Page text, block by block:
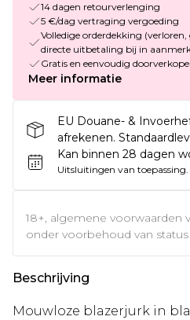
14 dagen retourverlenging
5 €/dag vertraging vergoeding
Volledige orderdekking
directe uitbetaling bij in
Gratis en eenvoudig
Meer informatie
EU Douane- &
afrekenen.
Kan binnen 28 dagen
Uitsluitingen van toepassing.
18+, algemene voorwaarden
onder voorbehoud van status
Beschrijving
Mouwloze blazerjurk in